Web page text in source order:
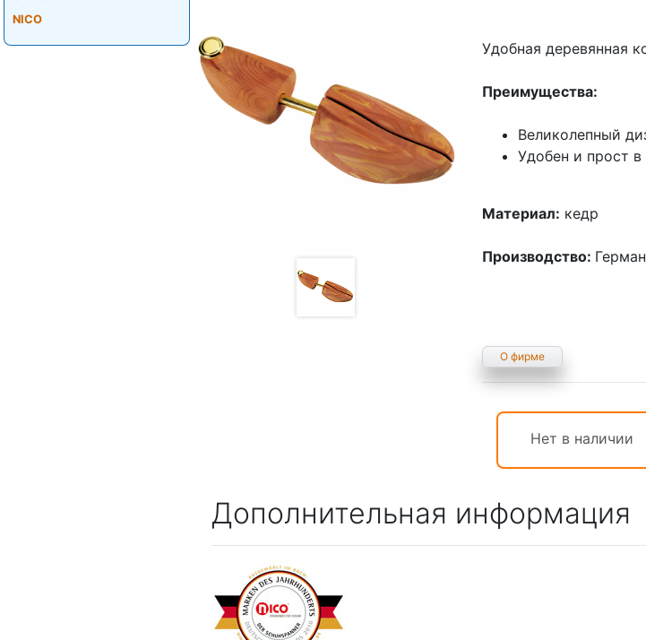
NICO
Удобная деревянная
Преимущества:
Великолепный
Удобен и прост в
Материал: кедр
Производство:
О фирме
Нет в наличии
Дополнительная информация